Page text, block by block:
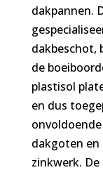
dakpannen.
dakbeschot,
de
plastisol
en dus
dakgoten en
zinkwerk.